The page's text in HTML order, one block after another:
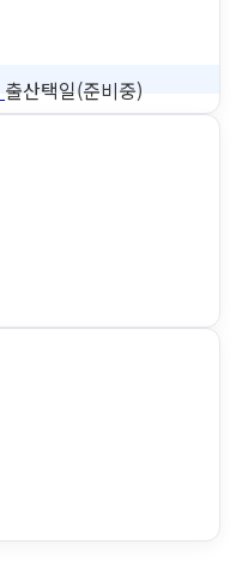
출산택일(준비중)